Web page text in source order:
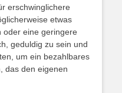
erschwinglichere
etwas
oder eine geringere
geduldig zu sein und
um ein bezahlbares
das den eigenen